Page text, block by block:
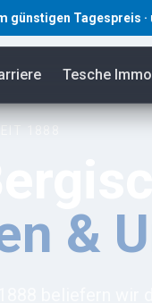
Tagespreis ·
Tesche
1888
&